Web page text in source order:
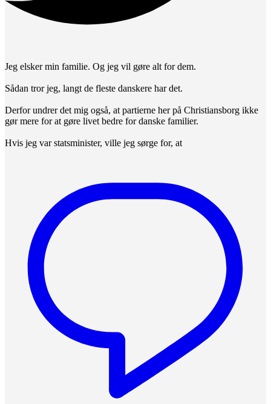
Jeg elsker min familie. Og jeg vil gøre alt for dem.
Sådan tror jeg, langt de fleste danskere har det.
Derfor undrer det mig også, at partierne her på Christiansborg ikke
gør mere for at gøre livet bedre for danske familier.
Hvis jeg var statsminister, ville jeg sørge for, at